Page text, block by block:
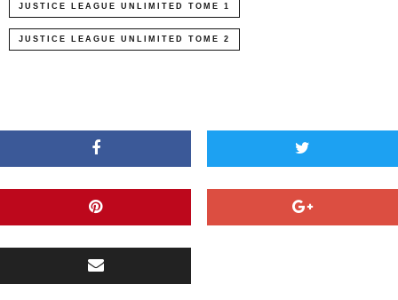
JUSTICE LEAGUE UNLIMITED TOME 1
JUSTICE LEAGUE UNLIMITED TOME 2